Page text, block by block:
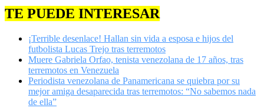
TE PUEDE INTERESAR
¡Terrible desenlace! Hallan sin vida a esposa e hijos del
futbolista Lucas Trejo tras terremotos
Muere Gabriela Orfao, tenista venezolana de 17 años, tras
terremotos en Venezuela
Periodista venezolana de Panamericana se quiebra por su
mejor amiga desaparecida tras terremotos: “No sabemos nada
de ella”